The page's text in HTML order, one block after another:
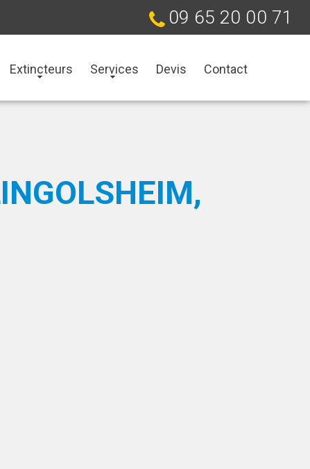
09 65 20 00 71
Extincteurs Services Devis Contact